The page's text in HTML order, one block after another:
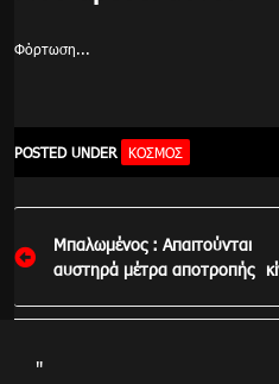
Φόρτωση...
POSTED UNDER ΚΌΣΜΟΣ
Πλοήγηση
άρθρων
Μπαλωμένος : Απαιτούνται
αυστηρά μέτρα αποτροπής
"